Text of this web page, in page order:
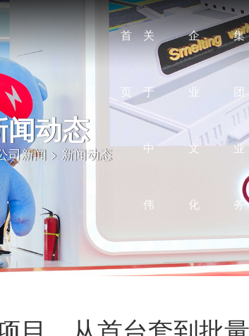
首
页
关
于
中
伟
企
业
文
化
集
团
业
务
闻动态
司新闻> 新闻动态